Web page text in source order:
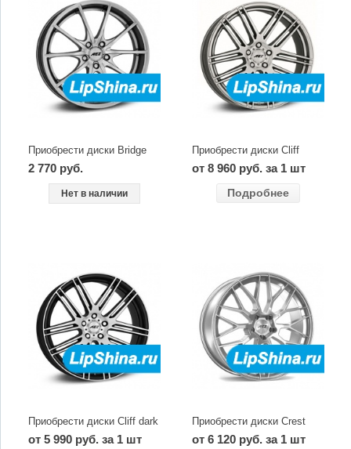
Приобрести диски Bridge
2 770 руб.
Нет в наличии
Приобрести диски Cliff
от 8 960 руб. за 1 шт
Подробнее
Приобрести диски Cliff dark
от 5 990 руб. за 1 шт
Приобрести диски Crest
от 6 120 руб. за 1 шт